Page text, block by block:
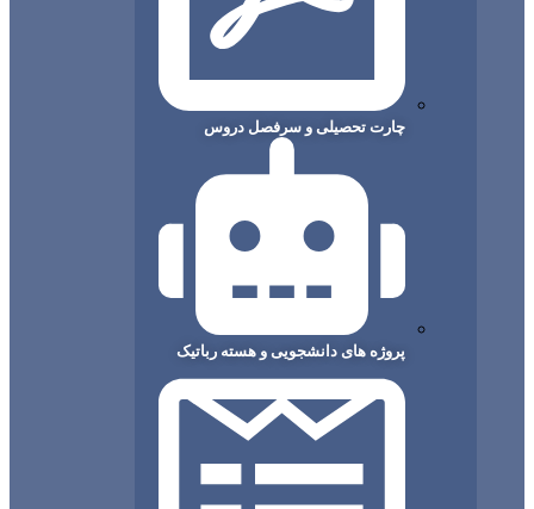
چارت تحصیلی و سرفصل دروس
پروژه های دانشجویی و هسته رباتیک